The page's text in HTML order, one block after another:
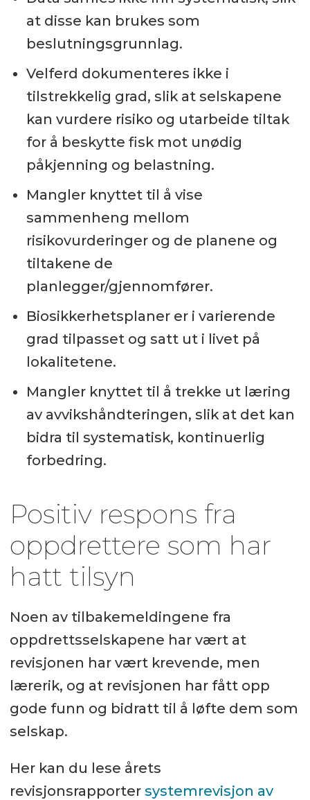
at disse kan brukes som
beslutningsgrunnlag.
Velferd dokumenteres ikke i
tilstrekkelig grad, slik at selskapene
kan vurdere risiko og utarbeide tiltak
for å beskytte fisk mot unødig
påkjenning og belastning.
Mangler knyttet til å vise
sammenheng mellom
risikovurderinger og de planene og
tiltakene de
planlegger/gjennomfører.
Biosikkerhetsplaner er i varierende
grad tilpasset og satt ut i livet på
lokalitetene.
Mangler knyttet til å trekke ut læring
av avvikshåndteringen, slik at det kan
bidra til systematisk, kontinuerlig
forbedring.
Positiv respons fra
oppdrettere som har
hatt tilsyn
Noen av tilbakemeldingene fra
oppdrettsselskapene har vært at
revisjonen har vært krevende, men
lærerik, og at revisjonen har fått opp
gode funn og bidratt til å løfte dem som
selskap.
Her kan du lese årets
revisjonsrapporter systemrevisjon av